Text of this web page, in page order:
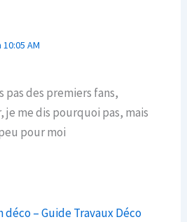
10:05 AM
pas des premiers fans,
je me dis pourquoi pas, mais
pour moi
déco – Guide Travaux Déco